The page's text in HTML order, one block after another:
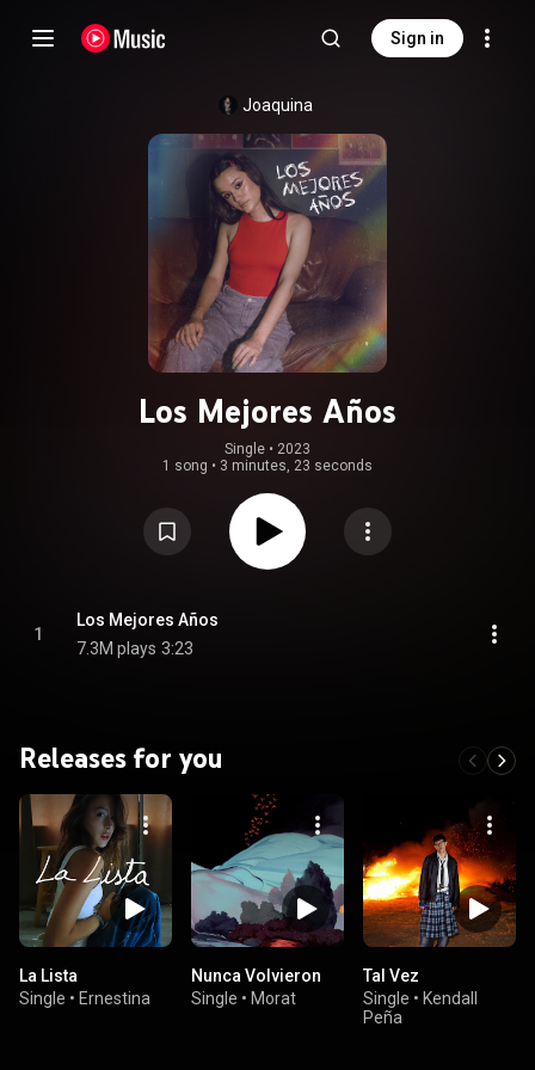
Sign in
Joaquina
Los Mejores Años
Single • 2023
1 song • 3 minutes, 23 seconds
1
Los Mejores Años
7.3M plays 3:23
Releases for you
La Lista
Single • Ernestina
Nunca Volvieron
Single • Morat
Tal Vez
Single • Kendall
Peña